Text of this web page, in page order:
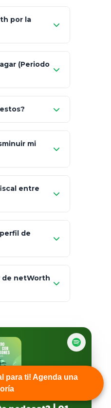
para ti! Agenda una
por la
(Periodo
mi
entre
Art.
totalmente
de
de netWorth